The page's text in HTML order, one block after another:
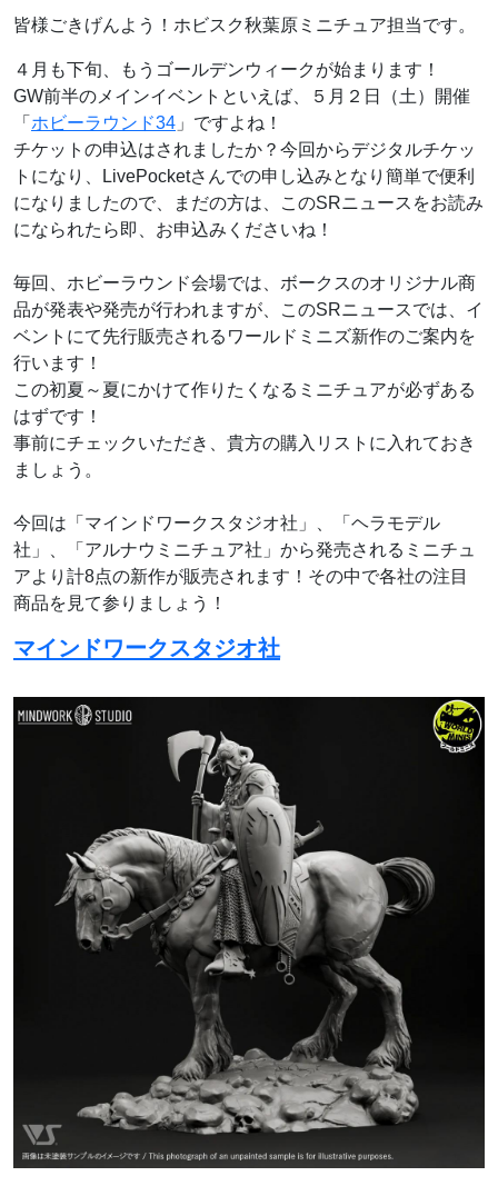
皆様ごきげんよう！ホビスク秋葉原ミニチュア担当です。
４月も下旬、もうゴールデンウィークが始まります！
GW前半のメインイベントといえば、５月２日（土）開催
「 ホビーラウンド34 」ですよね！
チケットの申込はされましたか？今回からデジタルチケッ
トになり、LivePocketさんでの申し込みとなり簡単で便利
になりましたので、まだの方は、このSRニュースをお読み
になられたら即、お申込みくださいね！
毎回、ホビーラウンド会場では、ボークスのオリジナル商
品が発表や発売が行われますが、このSRニュースでは、イ
ベントにて先行販売されるワールドミニズ新作のご案内を
行います！
この初夏～夏にかけて作りたくなるミニチュアが必ずある
はずです！
事前にチェックいただき、貴方の購入リストに入れておき
ましょう。
今回は「マインドワークスタジオ社」、「ヘラモデル
社」、「アルナウミニチュア社」から発売されるミニチュ
アより計8点の新作が販売されます！その中で各社の注目
商品を見て参りましょう！
マインドワークスタジオ社